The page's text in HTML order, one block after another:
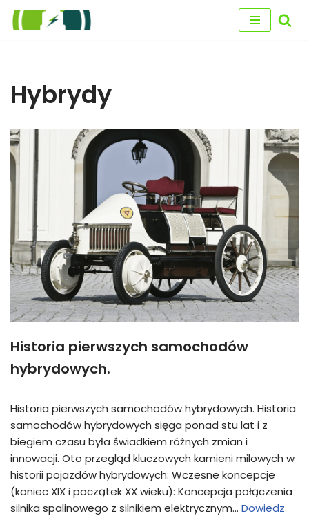
Hybrydy
Historia pierwszych samochodów
hybrydowych.
Historia pierwszych samochodów hybrydowych. Historia
samochodów hybrydowych sięga ponad stu lat i z
biegiem czasu była świadkiem różnych zmian i
innowacji. Oto przegląd kluczowych kamieni milowych w
historii pojazdów hybrydowych: Wczesne koncepcje
(koniec XIX i początek XX wieku): Koncepcja połączenia
silnika spalinowego z silnikiem elektrycznym… Dowiedz